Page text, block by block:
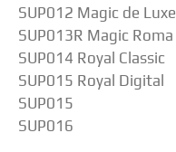
SUP012 Magic de Luxe
SUP013R Magic Roma
SUP014 Royal Classic
SUP015 Royal Digital
SUP015
SUP016